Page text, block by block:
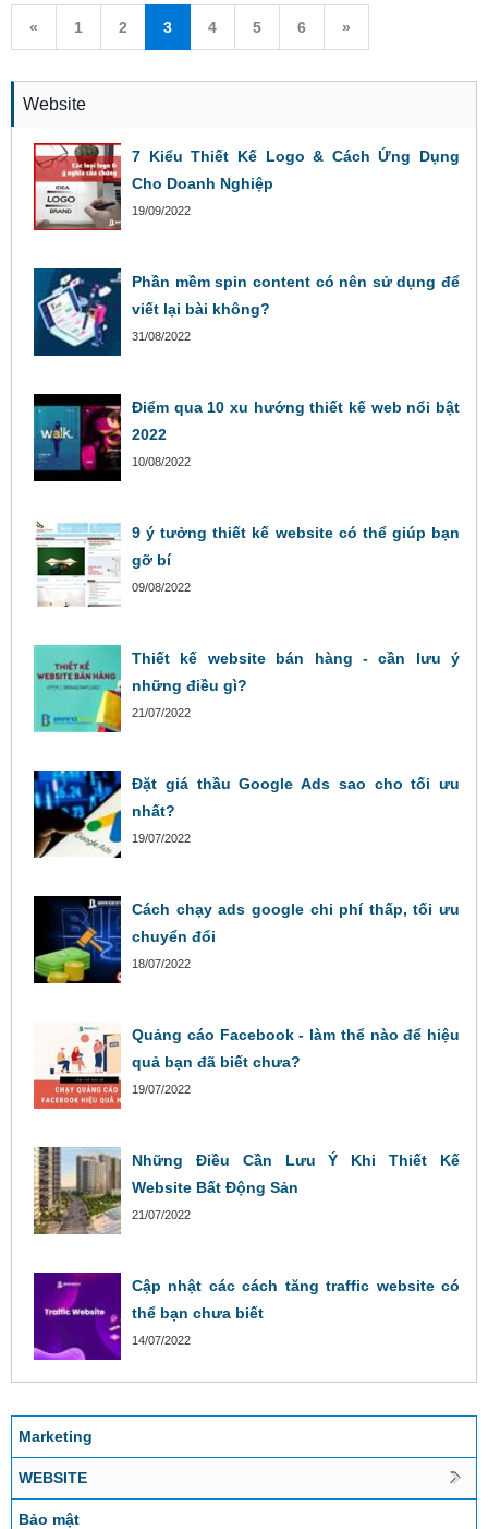
« 1 2 3 4 5 6 »
Website
7 Kiểu Thiết Kế Logo & Cách Ứng Dụng
Cho Doanh Nghiệp
19/09/2022
Phần mềm spin content có nên sử dụng để
viết lại bài không?
31/08/2022
Điểm qua 10 xu hướng thiết kế web nổi bật
2022
10/08/2022
9 ý tưởng thiết kế website có thể giúp bạn
gỡ bí
09/08/2022
Thiết kế website bán hàng - cần lưu ý
những điều gì?
21/07/2022
Đặt giá thầu Google Ads sao cho tối ưu
nhất?
19/07/2022
Cách chạy ads google chi phí thấp, tối ưu
chuyển đổi
18/07/2022
Quảng cáo Facebook - làm thể nào để hiệu
quả bạn đã biết chưa?
19/07/2022
Những Điều Cần Lưu Ý Khi Thiết Kế
Website Bất Động Sản
21/07/2022
Cập nhật các cách tăng traffic website có
thể bạn chưa biết
14/07/2022
Marketing
WEBSITE
Bảo mật